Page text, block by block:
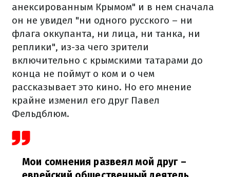
анексированным Крымом" и в нем сначала
он не увидел "ни одного русского – ни
флага оккупанта, ни лица, ни танка, ни
реплики", из-за чего зрители
включительно с крымскими татарами до
конца не поймут о ком и о чем
рассказывает это кино. Но его мнение
крайне изменил его друг Павел
Фельдблюм.
Мои сомнения развеял мой друг –